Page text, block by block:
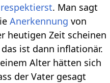
respektierst. Man sagt
Anerkennung von
heutigen Zeit scheinen
ist dann inflationär.
Alter hätten sich
der Vater gesagt